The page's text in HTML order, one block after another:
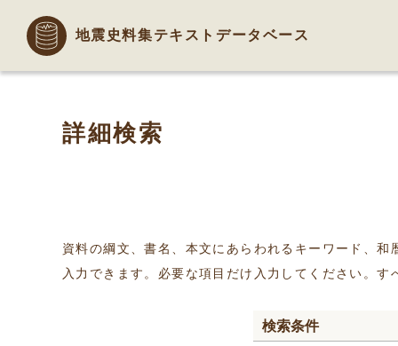
地震史料集テキストデータベース
詳細検索
資料の綱文、書名、本文にあらわれるキーワード、
入力できます。必要な項目だけ入力してください。
検索条件